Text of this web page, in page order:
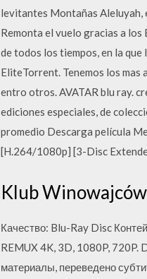
levitantes Montañas Aleluyah,
Remonta el vuelo gracias a
de todos los tiempos, en la
EliteTorrent. Tenemos los
entro otros. AVATAR blu ray.
ediciones especiales, de
promedio Descarga película
[H.264/1080p] [3-Disc
Klub
Качество: Blu-Ray Disc
REMUX 4K, 3D, 1080P, 720P.
материалы, переведено